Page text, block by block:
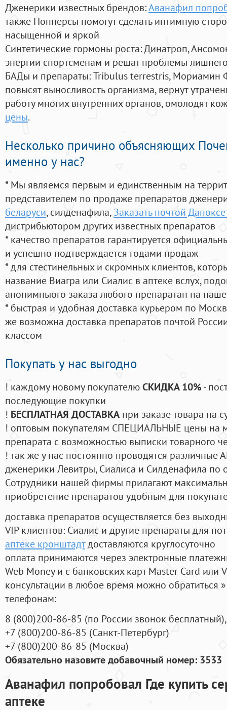
Дженерики известных брендов:Аванафил
также Попперсы помогут сделать интимную
насыщенной и яркой
Синтетические гормоны роста: Динатроп,
энергии спортсменам и решат проблемы
БАДы и препараты:Tribulus terrestris, Мориамин
повысят выносливость организма, вернут
работу многих внутренних органов, омолодят
цены.
Несколько причино объясняющих
именно у нас?
* Мы являемся первым и единственным на
представителем по продаже препаратов
беларуси, силденафила, Заказать почтой
дистрибьютором других известных препаратов
* качество препаратов гарантируется
и успешно подтверждается годами продаж
* для стестинельных и скромных клиентов,
название Виагра или Сиалис в аптеке вслух,
анонимныого заказа любого препаратан на
* быстрая и удобная доставка курьером по
же возможна доставка препаратов почтой
классом
Покупать у нас выгодно
! каждому новому покупателюСКИДКА 10%-
последующие покупки
! БЕСПЛАТНАЯ ДОСТАВКА при заказе товара на
! оптовым покупателям СПЕЦИАЛЬНЫЕ цены на
препарата с возможностью выписки товарного
! так же у нас постоянно проводятся
дженерики Левитры, Сиалиса и Силденафила по
Cотрудники нашей фирмы прилагают
приобретение препаратов удобным для
доставка препаратов осуществляется без
VIP клиентов: Сиалис и другие препараты для
аптеке кронштадтдоставляются круглосуточно
оплата принимаются через электронные
Web Money и с банковских карт Master Card или
консультации в любое время можно обратиться
телефонам:
8 (800)200-86-85 (по России звонок бесплатный),
+7 (800)200-86-85 (Санкт-Петербург)
+7 (800)200-86-85 (Москва)
Обязательно назовите добавочный номер: 3533
Аванафил попробовал Где купить
аптеке